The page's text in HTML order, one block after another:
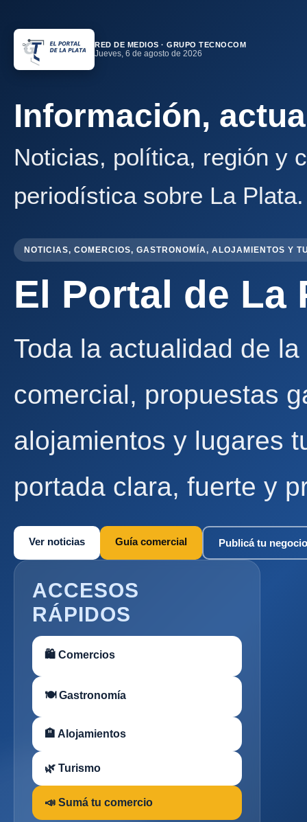
RED DE MEDIOS · GRUPO TECNOCOM
Jueves, 6 de agosto de 2026
Información,
Noticias, política, región y
periodística sobre La Plata.
NOTICIAS, COMERCIOS, GASTRONOMÍA, ALOJAMIENTOS Y
El Portal de La
Toda la actualidad de
comercial, propuestas
alojamientos y lugares
portada clara, fuerte y
Ver noticias Guía comercial Publicá tu negocio
ACCESOS
RÁPIDOS
🛍 Comercios
🍽 Gastronomía
🏨 Alojamientos
🌿 Turismo
📣 Sumá tu comercio